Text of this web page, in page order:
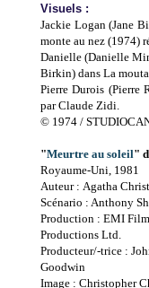
Visuels :
Jackie Logan (Jane
monte au nez (1974)
Danielle (Danielle
Birkin) dans La
Pierre Durois (Pierre
par Claude Zidi.
© 1974 /
"Meurtre au soleil"
Royaume-Uni, 1981
Auteur : Agatha
Scénario : Anthony
Production : EMI
Productions Ltd.
Producteur/-trice :
Goodwin
Image : Christopher